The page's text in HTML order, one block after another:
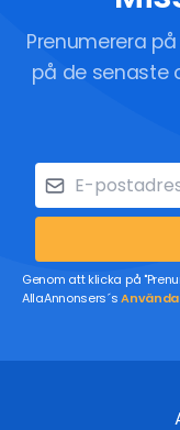
Prenumerera
på de senaste
Genom att klicka på
AllaAnnonsers´s